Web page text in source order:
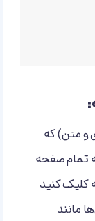
و متن) که
تمام صفحه
کلیک کنید
مانند